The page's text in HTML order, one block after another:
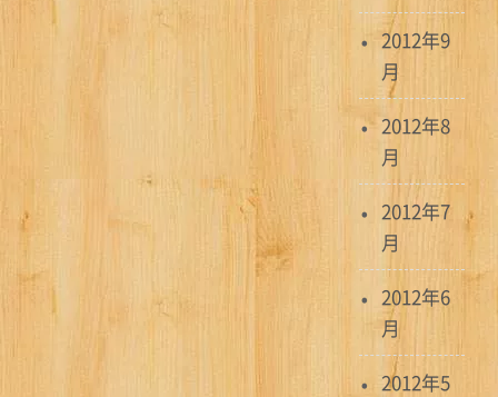
2012年9
月
2012年8
月
2012年7
月
2012年6
月
2012年5